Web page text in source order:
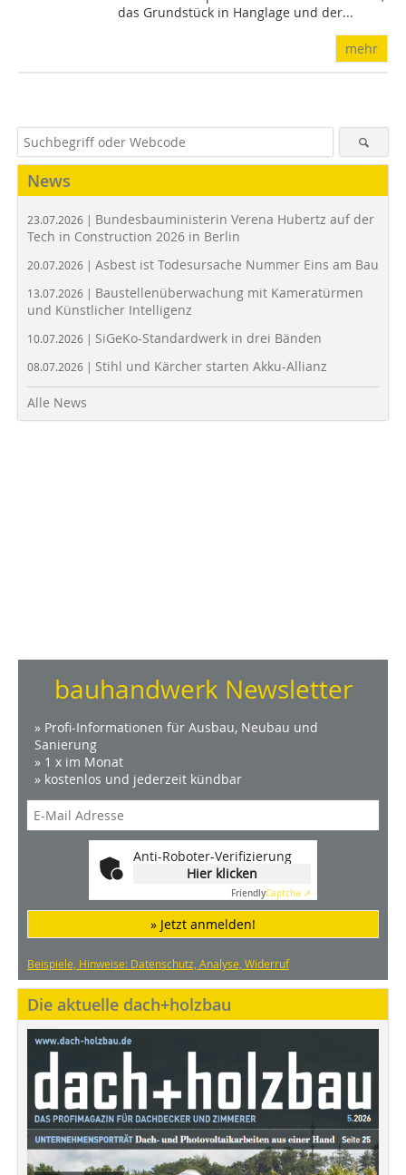
das Grundstück in Hanglage und der...
mehr
News
23.07.2026 | Bundesbauministerin Verena Hubertz auf der
Tech in Construction 2026 in Berlin
20.07.2026 | Asbest ist Todesursache Nummer Eins am Bau
13.07.2026 | Baustellenüberwachung mit Kameratürmen
und Künstlicher Intelligenz
10.07.2026 | SiGeKo-Standardwerk in drei Bänden
08.07.2026 | Stihl und Kärcher starten Akku-Allianz
Alle News
bauhandwerk Newsletter
» Profi-Informationen für Ausbau, Neubau und
Sanierung
» 1 x im Monat
» kostenlos und jederzeit kündbar
Anti-Roboter-Verifizierung
Hier klicken
FriendlyCaptcha ⇗
» Jetzt anmelden!
Beispiele, Hinweise: Datenschutz, Analyse, Widerruf
Die aktuelle dach+holzbau